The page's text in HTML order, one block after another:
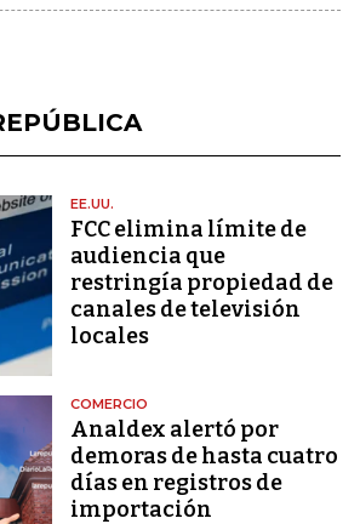
EE.UU.
FCC elimina límite de
audiencia que
restringía propiedad de
canales de televisión
locales
COMERCIO
Analdex alertó por
demoras de hasta cuatro
días en registros de
importación